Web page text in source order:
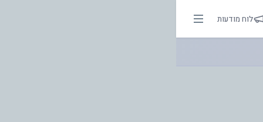
אור בהירות הדרך
לוח מודעות